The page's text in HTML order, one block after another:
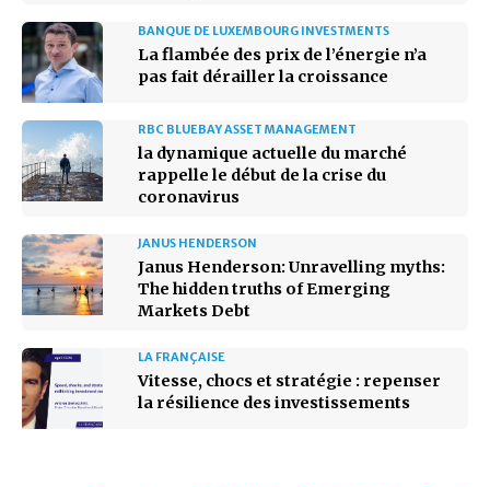
BANQUE DE LUXEMBOURG INVESTMENTS
La flambée des prix de l’énergie n’a
pas fait dérailler la croissance
RBC BLUEBAY ASSET MANAGEMENT
la dynamique actuelle du marché
rappelle le début de la crise du
coronavirus
JANUS HENDERSON
Janus Henderson: Unravelling myths:
The hidden truths of Emerging
Markets Debt
LA FRANÇAISE
Vitesse, chocs et stratégie : repenser
la résilience des investissements